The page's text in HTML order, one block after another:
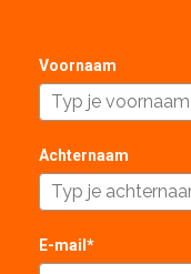
Voornaam
Achternaam
E-mail*